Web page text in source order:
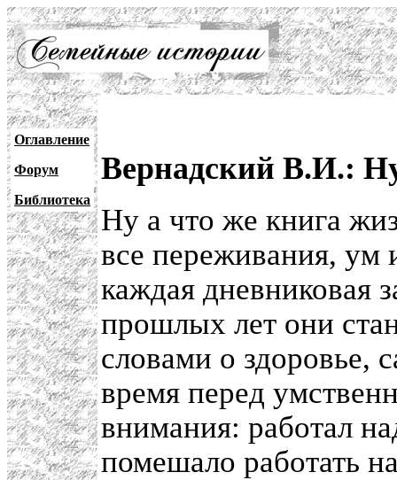
Оглавление
Форум
Библиотека
Вернадский В.И.:
Ну а что же книга
все переживания, ум
каждая дневниковая
прошлых лет они
словами о здоровье,
время перед
внимания: работал
помешало работать